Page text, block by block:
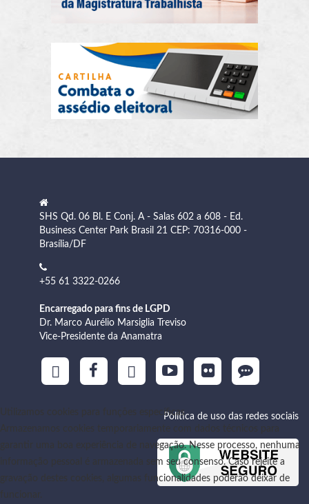
SHS Qd. 06 Bl. E Conj. A - Salas 602 a 608 - Ed.
Business Center Park Brasil 21 CEP: 70316-000 -
Brasília/DF
+55 61 3322-0266
Encarregado para fins de LGPD
Dr. Marco Aurélio Marsiglia Treviso
Vice-Presidente da Anamatra
Política de uso das redes sociais
Utilizamos cookies para funções específicas
Armazenamos cookies temporariamente com dados técnicos para
garantir uma boa experiência de navegação. Nesse processo, nenhuma
informação pessoal é armazenada sem seu consenso. Caso rejeite a
gravação destes cookies, algumas funcionalidades poderão deixar de
funcionar.